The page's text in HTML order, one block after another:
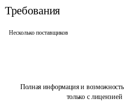
Полная информация и возможность
только с
Требования
Несколько поставщиков